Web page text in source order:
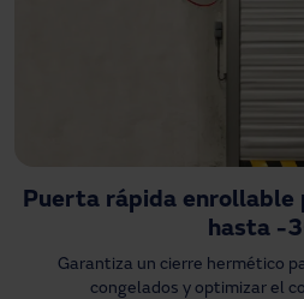
Puerta rápida enrollable
hasta -
Garantiza un cierre hermético
congelados y optimizar el